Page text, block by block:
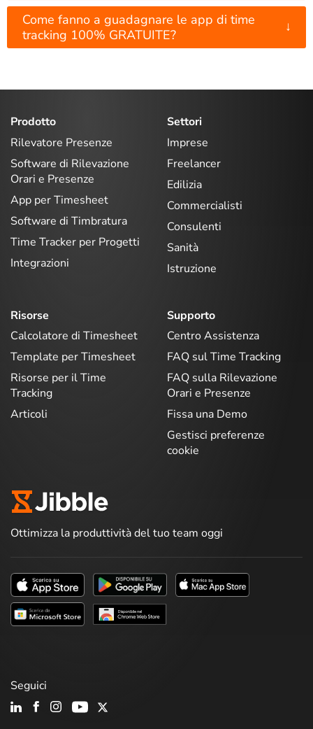
Come fanno a guadagnare le app di time
tracking 100% GRATUITE?
↓
Prodotto
Rilevatore Presenze
Software di Rilevazione
Orari e Presenze
App per Timesheet
Software di Timbratura
Time Tracker per Progetti
Integrazioni
Settori
Imprese
Freelancer
Edilizia
Commercialisti
Consulenti
Sanità
Istruzione
Risorse
Calcolatore di Timesheet
Template per Timesheet
Risorse per il Time
Tracking
Articoli
Supporto
Centro Assistenza
FAQ sul Time Tracking
FAQ sulla Rilevazione
Orari e Presenze
Fissa una Demo
Gestisci preferenze
cookie
Ottimizza la produttività del tuo team oggi
Seguici